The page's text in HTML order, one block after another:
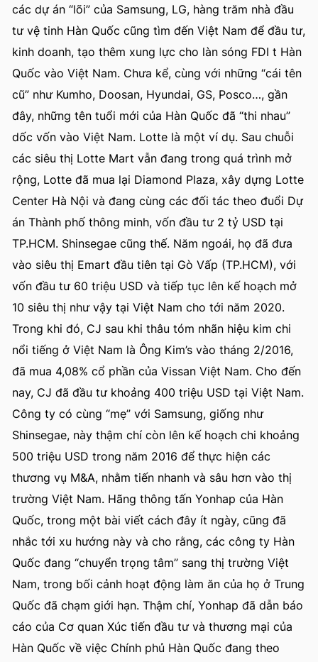
các dự án “lõi” của Samsung, LG, hàng trăm nhà đầu
tư vệ tinh Hàn Quốc cũng tìm đến Việt Nam để đầu tư,
kinh doanh, tạo thêm xung lực cho làn sóng FDI t Hàn
Quốc vào Việt Nam. Chưa kể, cùng với những “cái tên
cũ” như Kumho, Doosan, Hyundai, GS, Posco…, gần
đây, những tên tuổi mới của Hàn Quốc đã “thi nhau”
dốc vốn vào Việt Nam. Lotte là một ví dụ. Sau chuỗi
các siêu thị Lotte Mart vẫn đang trong quá trình mở
rộng, Lotte đã mua lại Diamond Plaza, xây dựng Lotte
Center Hà Nội và đang cùng các đối tác theo đuổi Dự
án Thành phố thông minh, vốn đầu tư 2 tỷ USD tại
TP.HCM. Shinsegae cũng thế. Năm ngoái, họ đã đưa
vào siêu thị Emart đầu tiên tại Gò Vấp (TP.HCM), với
vốn đầu tư 60 triệu USD và tiếp tục lên kế hoạch mở
10 siêu thị như vậy tại Việt Nam cho tới năm 2020.
Trong khi đó, CJ sau khi thâu tóm nhãn hiệu kim chi
nổi tiếng ở Việt Nam là Ông Kim’s vào tháng 2/2016,
đã mua 4,08% cổ phần của Vissan Việt Nam. Cho đến
nay, CJ đã đầu tư khoảng 400 triệu USD tại Việt Nam.
Công ty có cùng “mẹ” với Samsung, giống như
Shinsegae, này thậm chí còn lên kế hoạch chi khoảng
500 triệu USD trong năm 2016 để thực hiện các
thương vụ M&A, nhằm tiến nhanh và sâu hơn vào thị
trường Việt Nam. Hãng thông tấn Yonhap của Hàn
Quốc, trong một bài viết cách đây ít ngày, cũng đã
nhắc tới xu hướng này và cho rằng, các công ty Hàn
Quốc đang “chuyển trọng tâm” sang thị trường Việt
Nam, trong bối cảnh hoạt động làm ăn của họ ở Trung
Quốc đã chạm giới hạn. Thậm chí, Yonhap đã dẫn báo
cáo của Cơ quan Xúc tiến đầu tư và thương mại của
Hàn Quốc về việc Chính phủ Hàn Quốc đang theo